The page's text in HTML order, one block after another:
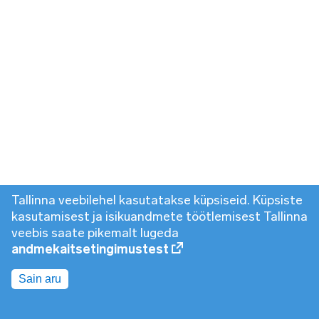
Tallinna veebilehel kasutatakse küpsiseid. Küpsiste
kasutamisest ja isikuandmete töötlemisest Tallinna
veebis saate pikemalt lugeda
andmekaitsetingimustest
Sain aru